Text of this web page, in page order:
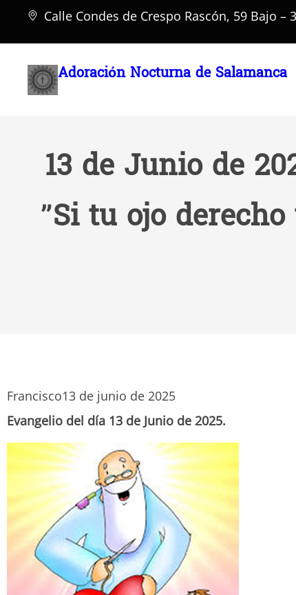
Saltar
Calle Condes de Crespo Rascón, 59 Bajo –
Adoración Nocturna de Salamanca
13 de Junio de
”Si tu ojo
Francisco13 de junio de 2025
Evangelio del día 13 de Junio de 2025.